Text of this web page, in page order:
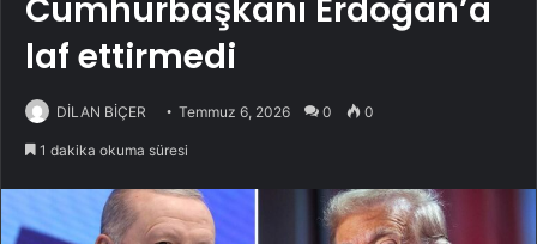
Cumhurbaşkanı Erdoğan’a
laf ettirmedi
DİLAN BİÇER Temmuz 6, 2026 0 0
1 dakika okuma süresi